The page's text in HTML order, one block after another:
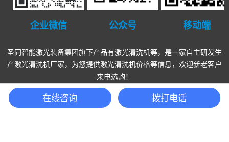
企业微信 公众号 移动端
圣同智能激光装备集团旗下产品有激光清洗机等，是一家自主研发生
产激光清洗机厂家，为您提供激光清洗机价格等信息，欢迎新老客户
来电选购！
地址：上海市奉贤区金海公路6055号12幢 企业邮箱：
rongqing@shengtongzn.com
在线咨询 拨打电话